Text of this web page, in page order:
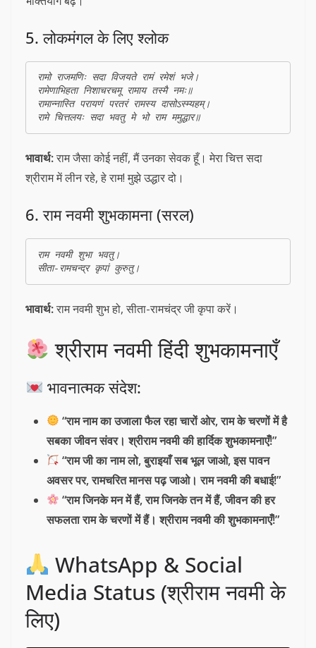
5. लोकमंगल के लिए श्लोक
रामो राजमणिः सदा विजयते रामं रमेशं भजे।
रामेणाभिहता निशाचरचमू रामाय तस्मै नमः॥
रामान्नास्ति परायणं परतरं रामस्य दासोऽस्म्यहम्।
भावार्थ:राम जैसा कोई नहीं, मैं उनका सेवक हूँ। मेरा चित्त सदा
श्रीराम में लीन रहे, हे राम! मुझे उद्धार दो।
6. राम नवमी शुभकामना (सरल)
राम नवमी शुभा भवतु।
भावार्थ:राम नवमी शुभ हो, सीता-रामचंद्र जी कृपा करें।
श्रीराम नवमी हिंदी शुभकामनाएँ
भावनात्मक संदेश:
“राम नाम का उजाला फैल रहा चारों ओर, राम के चरणों में है
सबका जीवन संवर। श्रीराम नवमी की हार्दिक शुभकामनाएँ!”
“राम जी का नाम लो, बुराइयाँ सब भूल जाओ, इस पावन
अवसर पर, रामचरित मानस पढ़ जाओ। राम नवमी की बधाई!”
“राम जिनके मन में हैं, राम जिनके तन में हैं, जीवन की हर
सफलता राम के चरणों में हैं। श्रीराम नवमी की शुभकामनाएँ!”
WhatsApp & Social
Media Status (श्रीराम नवमी के
लिए)